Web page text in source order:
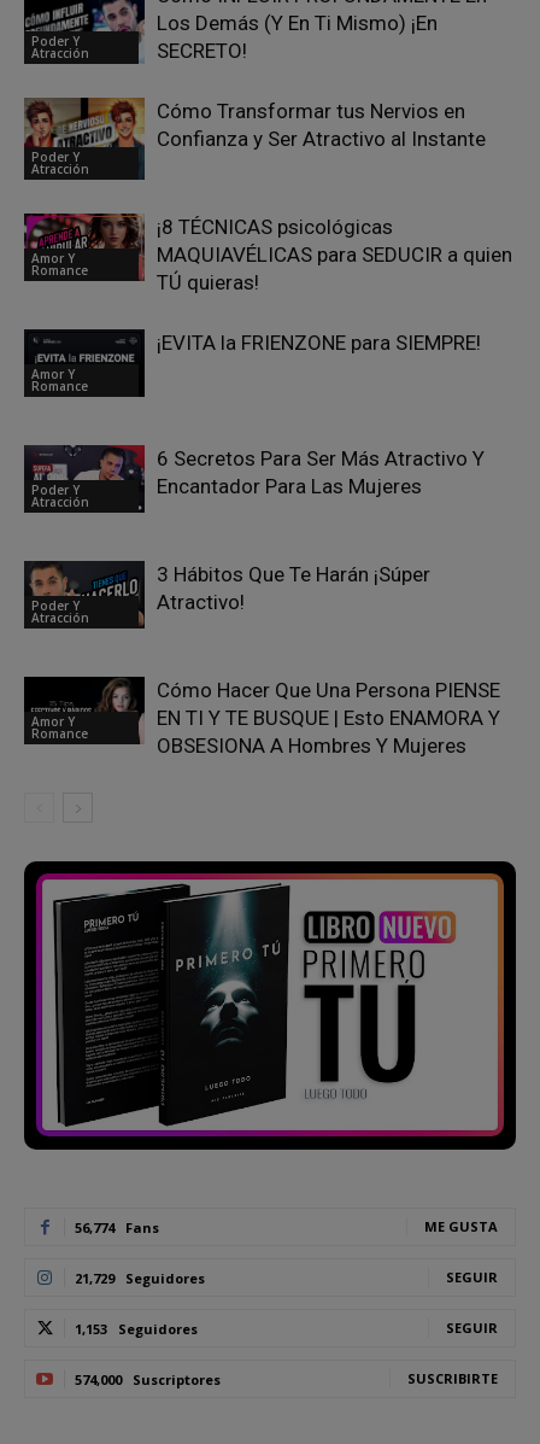
Poder Y
Atracción
Los Demás (Y En Ti Mismo) ¡En
SECRETO!
Poder Y
Atracción
Cómo Transformar tus Nervios en
Confianza y Ser Atractivo al Instante
Amor Y
Romance
¡8 TÉCNICAS psicológicas
MAQUIAVÉLICAS para SEDUCIR a quien
TÚ quieras!
Amor Y
Romance
¡EVITA la FRIENZONE para SIEMPRE!
Poder Y
Atracción
6 Secretos Para Ser Más Atractivo Y
Encantador Para Las Mujeres
Poder Y
Atracción
3 Hábitos Que Te Harán ¡Súper
Atractivo!
Amor Y
Romance
Cómo Hacer Que Una Persona PIENSE
EN TI Y TE BUSQUE | Esto ENAMORA Y
OBSESIONA A Hombres Y Mujeres
56,774 Fans ME GUSTA
21,729 Seguidores SEGUIR
1,153 Seguidores SEGUIR
574,000 Suscriptores SUSCRIBIRTE